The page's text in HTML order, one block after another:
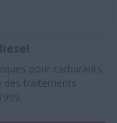
pour carburants
des traitements